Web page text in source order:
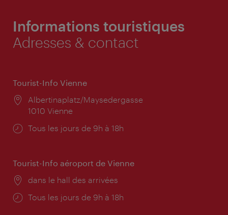
Informations touristiques
Adresses & contact
Tourist-Info Vienne
Lieu:
Albertinaplatz/Maysedergasse
1010 Vienne
Horaires
Tous les jours de 9h à 18h
Tourist-Info aéroport de Vienne
Lieu:
dans le hall des arrivées
Horaires
Tous les jours de 9h à 18h